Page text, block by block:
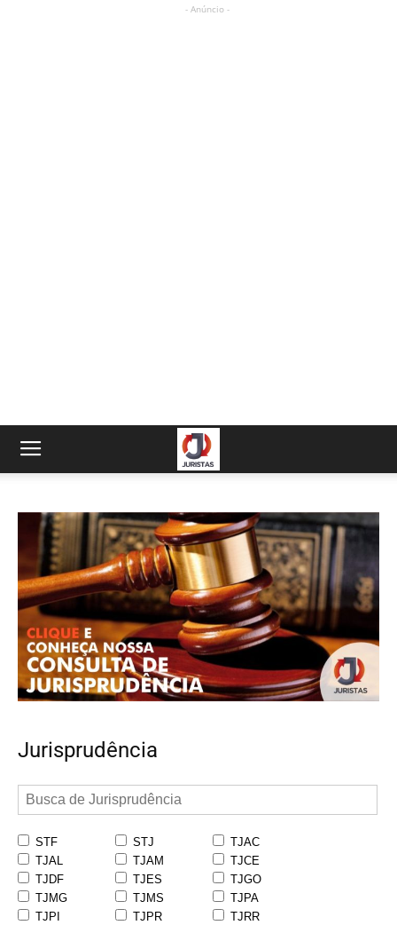
- Anúncio -
Jurisprudência
STF STJ
TJAC
TJAL
TJAM
TJCE
TJDF
TJES
TJGO
TJMG
TJMS
TJPA
TJPI
TJPR
TJRR